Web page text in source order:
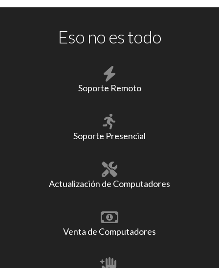
Eso no es todo
Soporte Remoto
Soporte Presencial
Actualización de Computadores
Venta de Computadores